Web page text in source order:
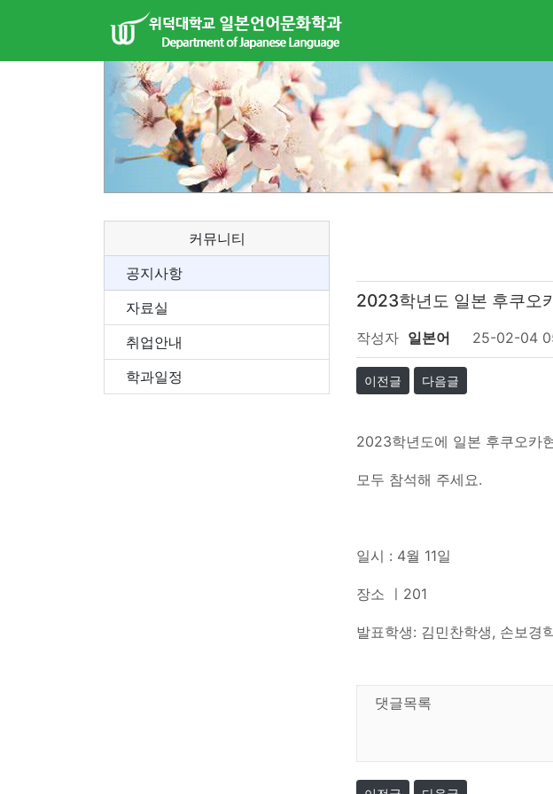
커뮤니티
공지사항
자료실
취업안내
학과일정
2023학년도 일본 후쿠오
작성자 일본어 25-02-04
이전글 다음글
2023학년도에 일본 후쿠오카
모두 참석해 주세요.
일시 : 4월 11일
장소 ㅣ201
발표학생: 김민찬학생, 손보경
댓글목록